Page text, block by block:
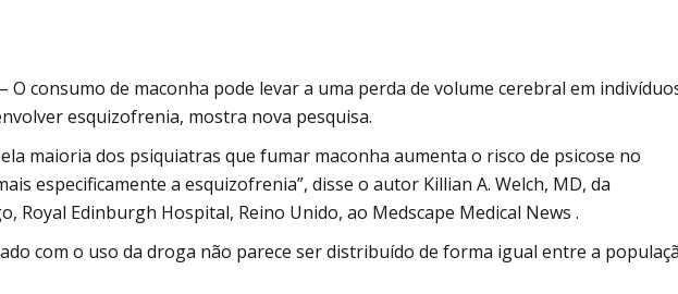
O consumo de maconha pode levar a uma perda de volume cerebral em
esquizofrenia, mostra nova pesquisa.
maioria dos psiquiatras que fumar maconha aumenta o risco de psicose no
especificamente a esquizofrenia”, disse o autor Killian A. Welch, MD, da
Royal Edinburgh Hospital, Reino Unido, ao Medscape Medical News .
com o uso da droga não parece ser distribuído de forma igual entre a